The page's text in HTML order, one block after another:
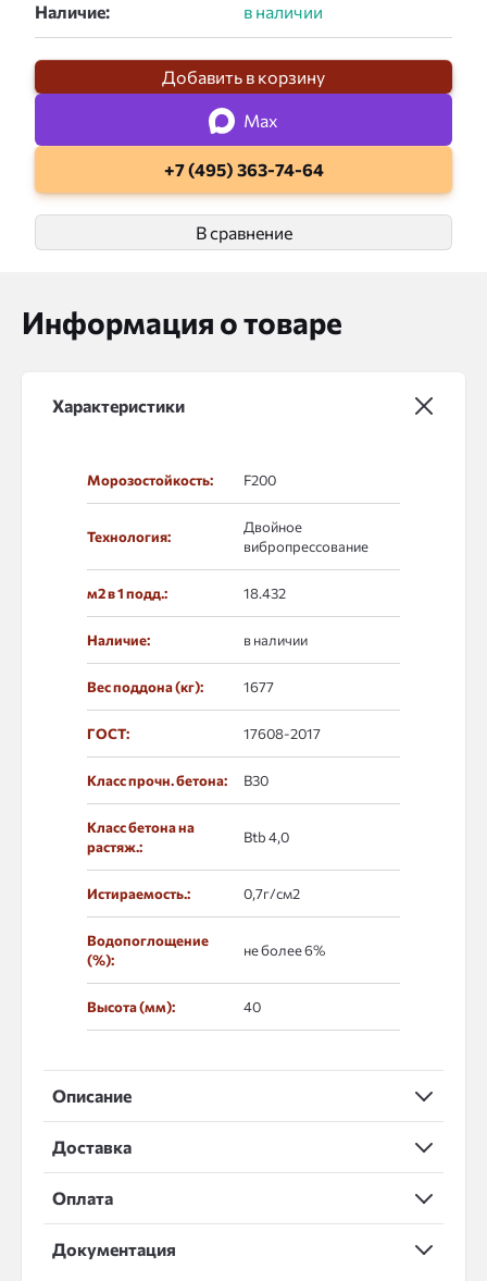
Наличие:
Добавить в корзину
Max
+7 (495) 363-74-64
В сравнение
Информация о товаре
Характеристики
Морозостойкость: F200
Технология:
Двойное
вибропрессование
м2 в 1 подд.: 18.432
Наличие: в наличии
Вес поддона (кг): 1677
ГОСТ: 17608-2017
Класс прочн. бетона: B30
Класс бетона на
растяж.:
Btb 4,0
Истираемость.: 0,7г/см2
Водопоглощение
(%):
не более 6%
Высота (мм): 40
Описание
Доставка
Оплата
Документация